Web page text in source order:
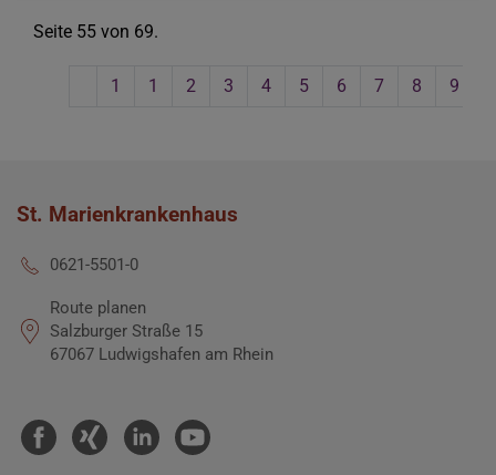
Seite 55 von 69.
1 1 2 3 4 5 6 7 8 9
St. Marienkrankenhaus
0621-5501-0
Route planen
Salzburger Straße 15
67067 Ludwigshafen am Rhein